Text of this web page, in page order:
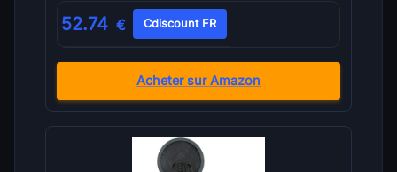
52.74 € Cdiscount FR
Acheter sur Amazon